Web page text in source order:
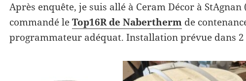
Après enquête, je suis allé à Ceram Décor à StAgnan
commandé leTop16R de Nabertherm de
programmateur adéquat. Installation prévue dans 2